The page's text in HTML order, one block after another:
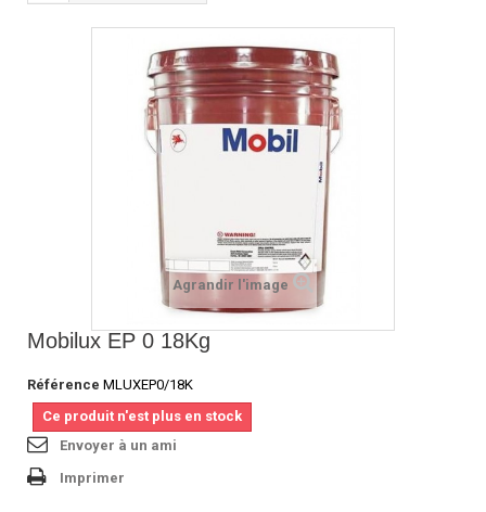
Agrandir l'image
Mobilux EP 0 18Kg
Référence MLUXEP0/18K
Ce produit n'est plus en stock
Envoyer à un ami
Imprimer